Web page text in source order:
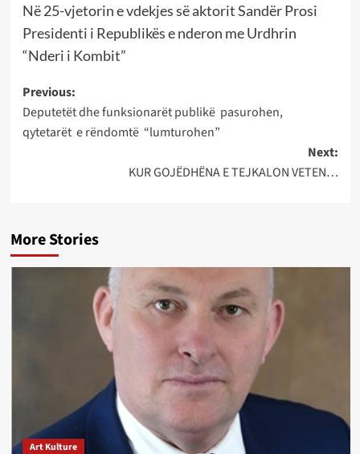
Në 25-vjetorin e vdekjes së aktorit Sandër Prosi
Presidenti i Republikës e nderon me Urdhrin
“Nderi i Kombit”
Post
navigation
Previous:
Deputetët dhe funksionarët publikë pasurohen,
qytetarët e rëndomtë “lumturohen”
Next:
KUR GOJËDHËNA E TEJKALON VETEN…
More Stories
Art Kulture